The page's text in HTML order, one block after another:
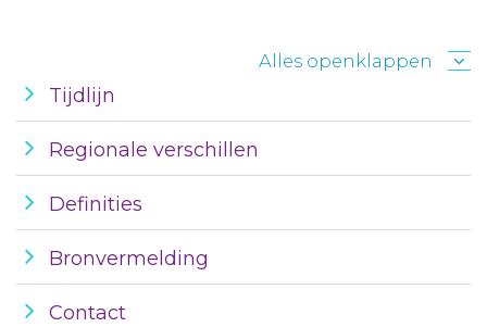
Alles openklappen
Tijdlijn
Regionale verschillen
Definities
Bronvermelding
Contact